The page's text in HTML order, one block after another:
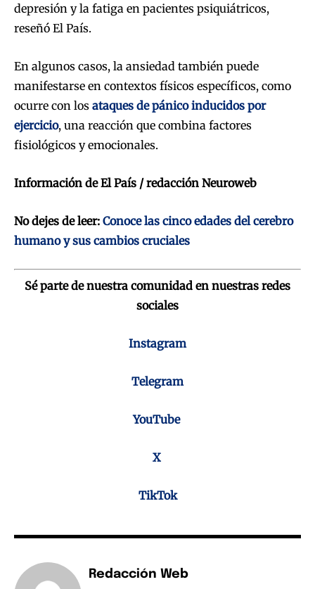
depresión y la fatiga en pacientes psiquiátricos,
reseñó El País.
En algunos casos, la ansiedad también puede
manifestarse en contextos físicos específicos, como
ocurre con los ataques de pánico inducidos por
ejercicio, una reacción que combina factores
fisiológicos y emocionales.
Información de El País / redacción Neuroweb
No dejes de leer: Conoce las cinco edades del cerebro
humano y sus cambios cruciales
Sé parte de nuestra comunidad en nuestras redes
sociales
Instagram
Telegram
YouTube
X
TikTok
Redacción Web